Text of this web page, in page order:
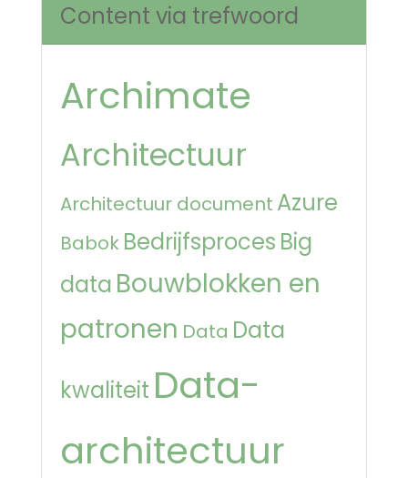
Content via trefwoord
Archimate
Architectuur
Architectuur document Azure
Babok Bedrijfsproces Big
data Bouwblokken en
patronen Data Data
kwaliteit Data-
architectuur